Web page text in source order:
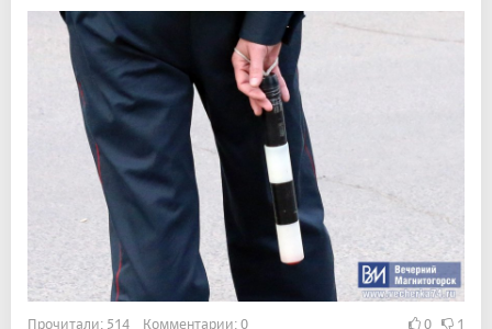
Прочитали: 514 Комментарии: 0 0 1